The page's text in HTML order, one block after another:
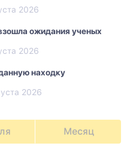
2026
ожидания ученых
2026
находку
2026
Месяц